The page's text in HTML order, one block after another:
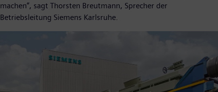
machen“, sagt Thorsten Breutmann, Sprecher der
Betriebsleitung Siemens Karlsruhe.